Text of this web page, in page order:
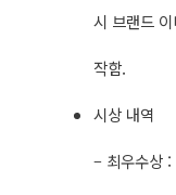
시 브랜드
작함.
시상 내역
– 최우수상